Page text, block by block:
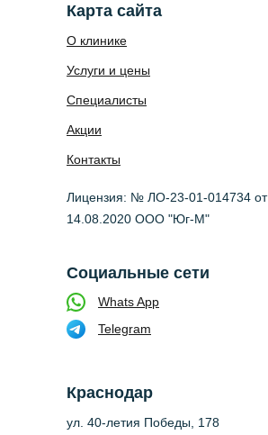
О клинике
Лицензия: № ЛО-23-01-014734 от
14.08.2020 ООО "Юг-М"
Специалисты
Услуги и цены
Акции
Краснодар
ул. 40-летия Победы, 178
Контакты
Карта сайта
Социальные сети
Whats App
Telegram